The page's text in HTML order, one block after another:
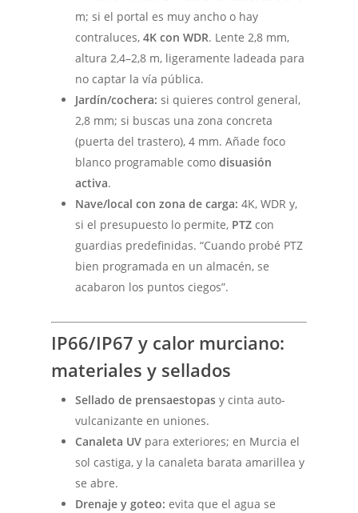
m; si el portal es muy ancho o hay
contraluces,4K con WDR. Lente 2,8 mm,
altura 2,4–2,8 m, ligeramente ladeada para
no captar la vía pública.
Jardín/cochera: si quieres control general,
2,8 mm; si buscas una zona concreta
(puerta del trastero), 4 mm. Añade foco
blanco programable comodisuasión
activa.
Nave/local con zona de carga: 4K, WDR y,
si el presupuesto lo permite, PTZ con
guardias predefinidas. “Cuando probé PTZ
bien programada en un almacén, se
acabaron los puntos ciegos”.
IP66/IP67 y calor murciano:
materiales y sellados
Sellado de prensaestopas y cinta auto-
vulcanizante en uniones.
Canaleta UV para exteriores; en Murcia el
sol castiga, y la canaleta barata amarillea y
se abre.
Drenaje y goteo: evita que el agua se